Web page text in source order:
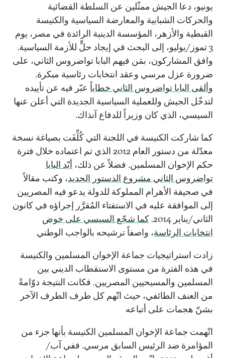
يونيو، دعا الجيش ممثّلين عن السلطة القضائية
والحركات الشبابية والمعارضة السياسية والكنيسة
القبطية والأزهر، المؤسسة الدينية الرائدة في مصر، يوم
3 تموز/يوليو، إلى البحث في إيجاد حلٍّ للأزمة السياسية.
وافق المشاركون، بمَن فيهم البابا تواضروس الثاني، على
ضرورة عزل مرسي وعقد انتخابات رئاسية مبكرة.
وألقى البابا تواضروس الثاني خطاباً عبّر فيه عن تأييده
لتدخّل الجيش وللعملية السياسية الجديدة التي أعلن عنها
السيسي، الذي كان وزيراً للدفاع آنذاك.
كما شاركت الكنيسة في اللجنة التي كُلِّفَت بصياغة نسخة
معدّلة من دستور العام 2012 الذي تم اعتماده خلال فترة
حكم الإخوان المسلمين. فضلاً عن ذلك، أيّد البابا
تواضروس الثاني مشروع الدستور الجديد، وكتب مقالاً
في صحيفة الأهرام المملوكة للدولة يدعو فيه المصريين
إلى الموافقة عليه في الاستفتاء المُقرَّر إجراؤه في كانون
الثاني/يناير 2014.
كما شجّع السيسي على خوض
انتخابات الرئاسة، واصفاً ترشيحه بالواجب الوطني
زادت استراتيجيات جماعة الإخوان المسلمين والكنيسة
في هذه الفترة من مستوى الاستقطاب الديني بين
المسلمين والمسيحيين المصريين. فكانت النتيجة دوّامةً
من العنف الطائفي، حيث اتّهم كل طرف الطرف الآخر
بشنّ هجمات على أتباعه
اتّهمت جماعة الإخوان المسلمين الكنيسة بأنها جزء من
المؤامرة ضد الرئيس السابق مرسي. ففي آب/